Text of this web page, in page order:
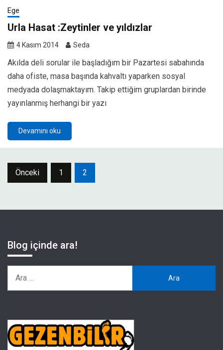
Ege
Urla Hasat :Zeytinler ve yıldızlar
4 Kasım 2014 Seda
Akılda deli sorular ile başladığım bir Pazartesi sabahında
daha ofiste, masa başında kahvaltı yaparken sosyal
medyada dolaşmaktayım. Takip ettiğim gruplardan birinde
yayınlanmış herhangi bir yazı
Devamını oku
Yazı
Önceki 1 2
Blog içinde ara!